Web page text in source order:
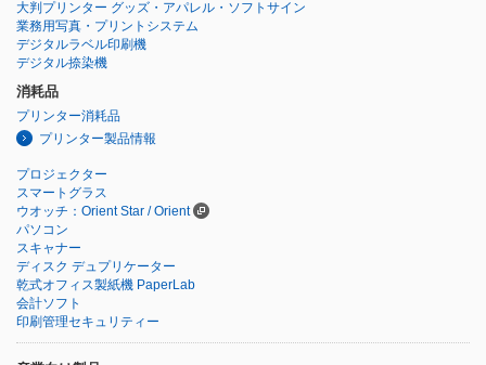
大判プリンター グッズ・アパレル・ソフトサイン
業務用写真・プリントシステム
デジタルラベル印刷機
デジタル捺染機
消耗品
プリンター消耗品
プリンター製品情報
プロジェクター
スマートグラス
ウオッチ：Orient Star / Orient
パソコン
スキャナー
ディスク デュプリケーター
乾式オフィス製紙機 PaperLab
会計ソフト
印刷管理セキュリティー